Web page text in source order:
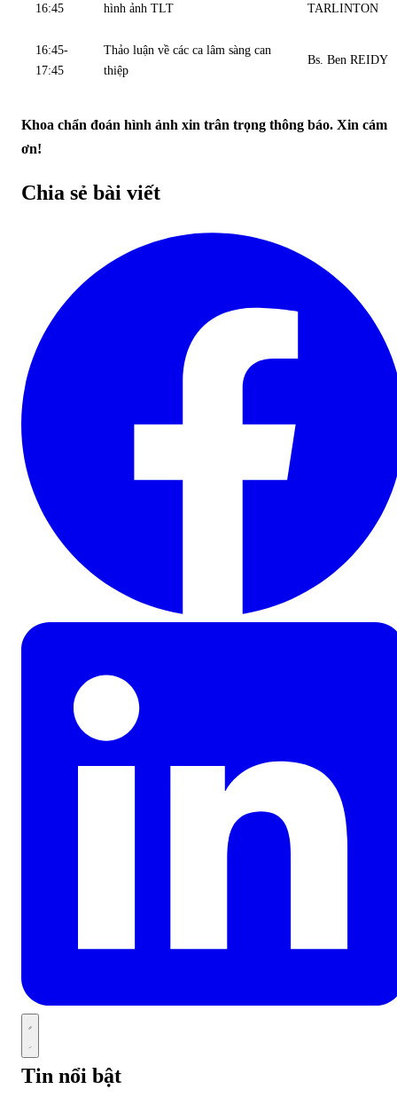
16:45
hình ảnh TLT
TARLINTON
16:45-
17:45
Thảo luận về các ca lâm sàng can
thiệp
Bs. Ben REIDY
Khoa chẩn đoán hình ảnh xin trân trọng thông báo. Xin cám
ơn!
Chia sẻ bài viết
Tin nổi bật